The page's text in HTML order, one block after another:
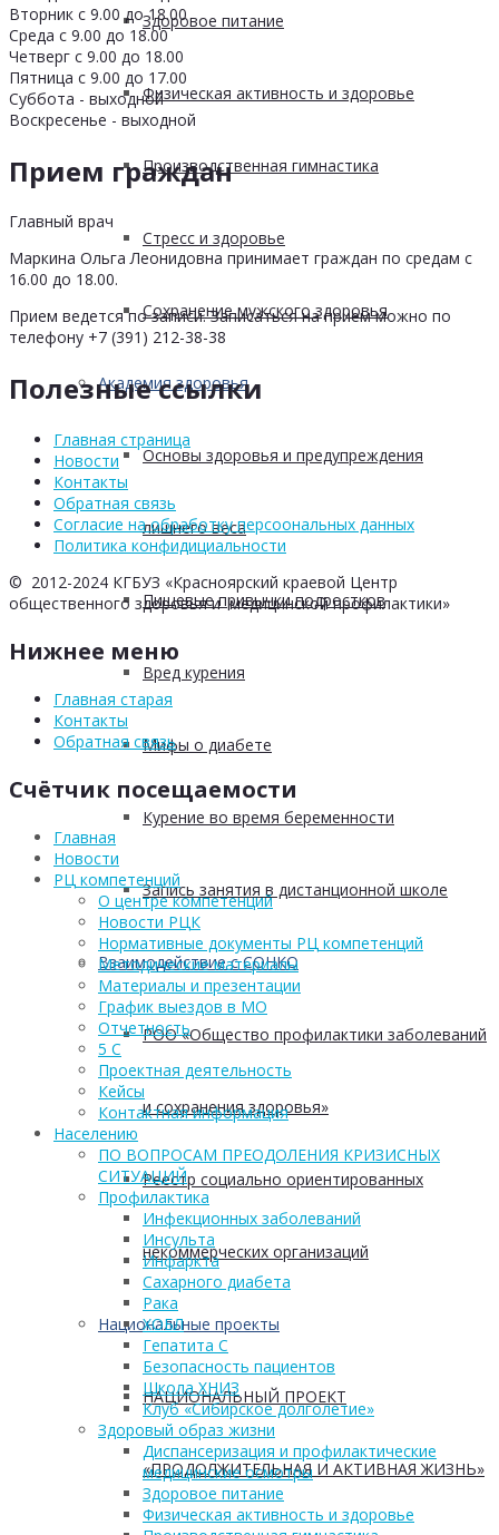
Здоровое питание
Физическая активность и здоровье
Производственная гимнастика
Стресс и здоровье
Сохранение мужского здоровья
Академия здоровья
Основы здоровья и предупреждения
лишнего веса
Пищевые привычки подростков
Вред курения
Мифы о диабете
Курение во время беременности
Запись занятия в дистанционной школе
Взаимодействие с СОНКО
РОО «Общество профилактики заболеваний
и сохранения здоровья»
Реестр социально ориентированных
некоммерческих организаций
Национальные проекты
НАЦИОНАЛЬНЫЙ ПРОЕКТ
«ПРОДОЛЖИТЕЛЬНАЯ И АКТИВНАЯ ЖИЗНЬ»
Вторник с 9.00 до 18.00
Среда с 9.00 до 18.00
Четверг с 9.00 до 18.00
Пятница с 9.00 до 17.00
Суббота - выходной
Воскресенье - выходной
Прием граждан
Главный врач
Маркина Ольга Леонидовна принимает граждан по средам с
16.00 до 18.00.
Прием ведется по записи. Записаться на прием можно по
телефону +7 (391) 212-38-38
Полезные ссылки
Главная страница
Новости
Контакты
Обратная связь
Согласие на обработку персоональных данных
Политика конфидициальности
© 2012-2024 КГБУЗ «Красноярский краевой Центр
общественного здоровья и медицинской профилактики»
Нижнее меню
Главная старая
Контакты
Обратная связь
Счётчик посещаемости
Главная
Новости
РЦ компетенций
О центре компетенций
Новости РЦК
Нормативные документы РЦ компетенций
Методические материалы
Материалы и презентации
График выездов в МО
Отчетность
5 С
Проектная деятельность
Кейсы
Контактная информация
Населению
ПО ВОПРОСАМ ПРЕОДОЛЕНИЯ КРИЗИСНЫХ
СИТУАЦИЙ
Профилактика
Инфекционных заболеваний
Инсульта
Инфаркта
Сахарного диабета
Рака
ХОБЛ
Гепатита С
Безопасность пациентов
Школа ХНИЗ
Клуб «Сибирское долголетие»
Здоровый образ жизни
Диспансеризация и профилактические
медицинские осмотры
Здоровое питание
Физическая активность и здоровье